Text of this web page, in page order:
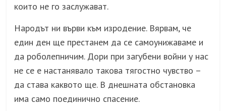
които не го заслужават.
Народът ни върви към изродение. Вярвам, че
един ден ще престанем да се самоунижаваме и
да роболепничим. Дори при загубени войни у нас
не се е настанявало такова тягостно чувство –
да става каквото ще. В днешната обстановка
има само поединично спасение.